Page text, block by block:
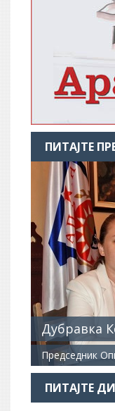
ПИТАЈТЕ
Дубравка
Председник
ПИТАЈТЕ